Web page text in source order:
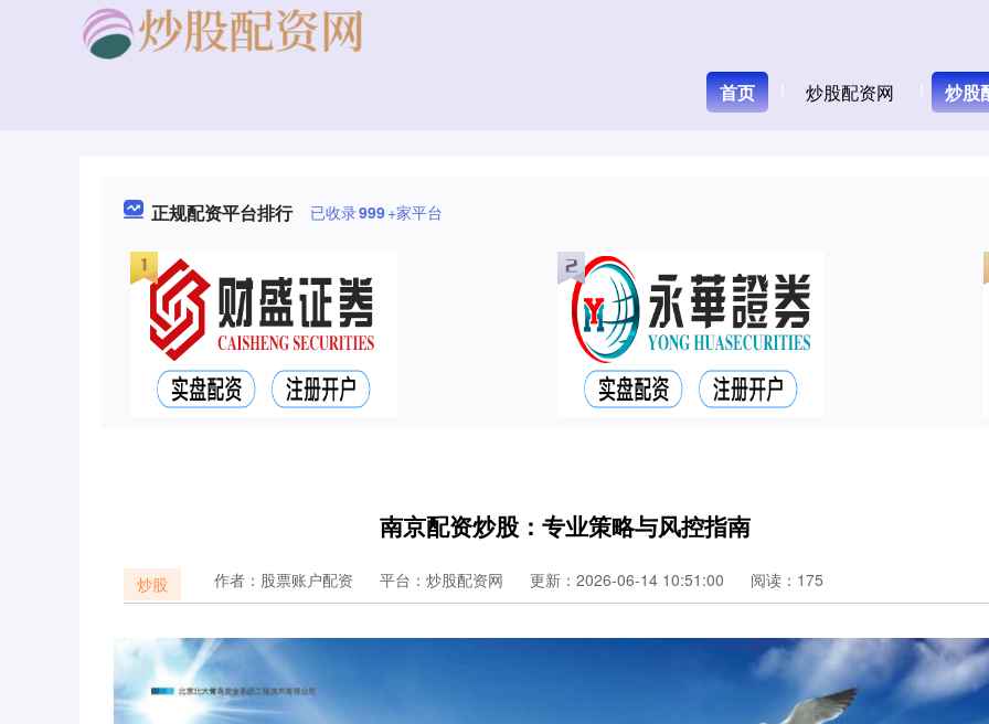
首页 炒股配资网 炒股
正规配资平台排行 已收录999+家平台
南京配资炒股：专业策略与风控指南
炒股 作者：股票账户配资 平台：炒股配资网 更新：2026-06-14 10:51:00 阅读：175